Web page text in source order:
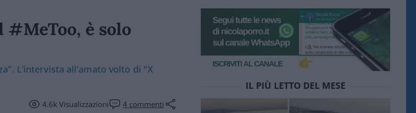
#MeToo, è solo
L’intervista all'amato volto di "X
4.6kVisualizzazioni 4 commenti
IL PIÙ LETTO DEL MESE